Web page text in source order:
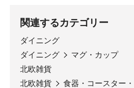
関連するカテゴリー
ダイニング
ダイニング
マグ・カップ
北欧雑貨
北欧雑貨
食器・コースター